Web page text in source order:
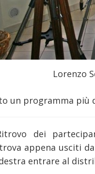
Lorenzo
un programma
dei
appena usciti
entrare al